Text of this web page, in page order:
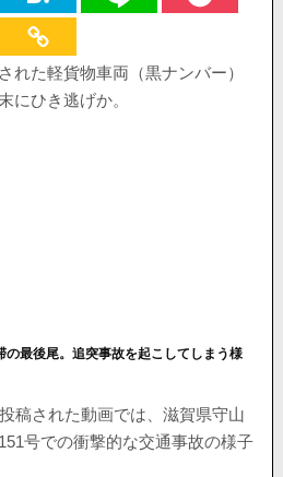
れた軽貨物車両（黒ナンバー）
にひき逃げか。
の最後尾。追突事故を起こしてしまう様
稿された動画では、滋賀県守山
号での衝撃的な交通事故の様子